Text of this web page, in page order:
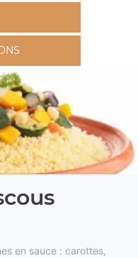
en sauce : carottes,